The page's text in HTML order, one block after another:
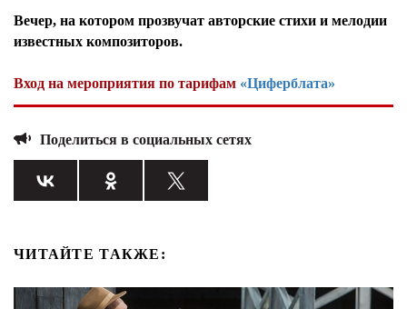
Вечер, на котором прозвучат авторские стихи и мелодии
известных композиторов.
Вход на мероприятия по тарифам «Циферблата»
Поделиться в социальных сетях
ЧИТАЙТЕ ТАКЖЕ: